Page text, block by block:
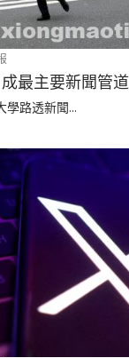
最主要新聞管道
學路透新聞...